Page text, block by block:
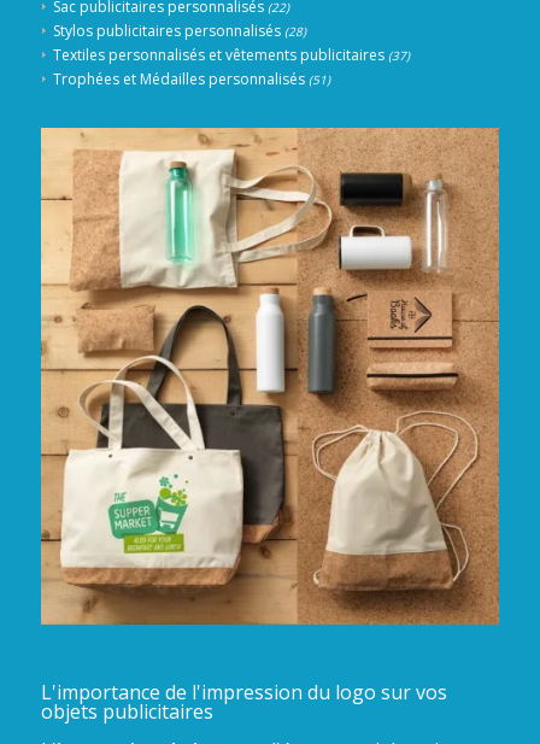
Sac publicitaires personnalisés (22)
Stylos publicitaires personnalisés (28)
Textiles personnalisés et vêtements publicitaires (37)
Trophées et Médailles personnalisés (51)
L'importance de l'impression du logo sur vos
objets publicitaires